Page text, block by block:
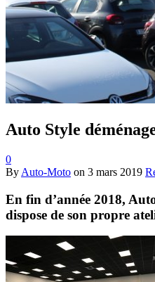
Auto Style
0
By Auto-Moto on 3 mars 2019
En fin d’année 2018,
dispose de son propre